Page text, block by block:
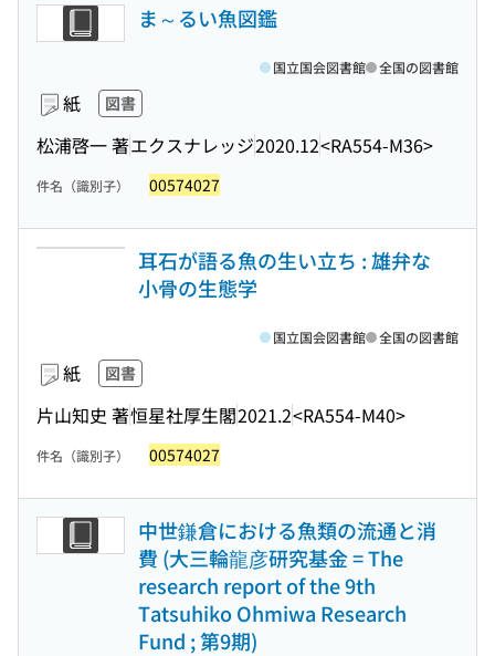
ま～るい魚図鑑
紙 図書
松浦啓一 著エクスナレッジ2020.12<RA554-M36>
国立国会図書館 全国の図書館
件名（識別子） 00574027
耳石が語る魚の生い立ち : 雄弁な
小骨の生態学
紙 図書
片山知史 著恒星社厚生閣2021.2<RA554-M40>
国立国会図書館 全国の図書館
件名（識別子） 00574027
中世鎌倉における魚類の流通と消
費 (大三輪龍彦研究基金 = The
research report of the 9th
Tatsuhiko Ohmiwa Research
Fund ; 第9期)